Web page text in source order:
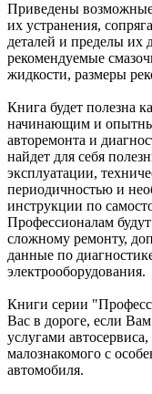
Приведены
их устранения,
деталей и пределы их
рекомендуемые
жидкости, размеры
Книга будет полезна
начинающим и
авторемонта и
найдет для себя
эксплуатации,
периодичностью и
инструкции по
Профессионалам
сложному ремонту,
данные по
электрооборудования.
Книги серии
Вас в дороге, если Вам
услугами
малознакомого с
автомобиля.